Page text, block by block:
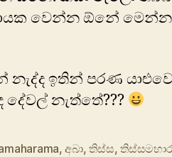
වෙන්න ඕනේ
නැද්ද ඉතින් පරණ
නැත්තේ???
,අබා,තිස්ස,